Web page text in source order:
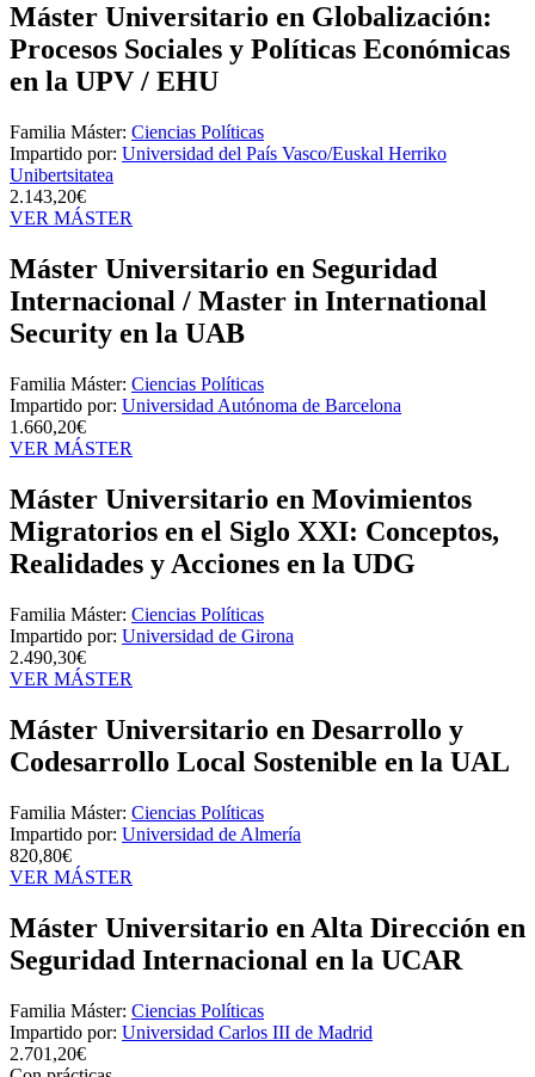
Máster Universitario en Globalización:
Procesos Sociales y Políticas Económicas
en la UPV / EHU
Familia Máster: Ciencias Políticas
Impartido por: Universidad del País Vasco/Euskal Herriko
Unibertsitatea
2.143,20€
VER MÁSTER
Máster Universitario en Seguridad
Internacional / Master in International
Security en la UAB
Familia Máster: Ciencias Políticas
Impartido por: Universidad Autónoma de Barcelona
1.660,20€
VER MÁSTER
Máster Universitario en Movimientos
Migratorios en el Siglo XXI: Conceptos,
Realidades y Acciones en la UDG
Familia Máster: Ciencias Políticas
Impartido por: Universidad de Girona
2.490,30€
VER MÁSTER
Máster Universitario en Desarrollo y
Codesarrollo Local Sostenible en la UAL
Familia Máster: Ciencias Políticas
Impartido por: Universidad de Almería
820,80€
VER MÁSTER
Máster Universitario en Alta Dirección en
Seguridad Internacional en la UCAR
Familia Máster: Ciencias Políticas
Impartido por: Universidad Carlos III de Madrid
2.701,20€